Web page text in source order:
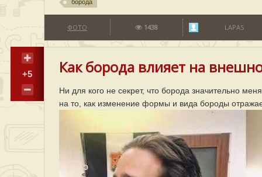
борода
ФОТО 1438 LAPAS
+5 Как борода влияет на
Ни для кого не секрет, что борода значительно
на то, как изменение формы и вида бороды